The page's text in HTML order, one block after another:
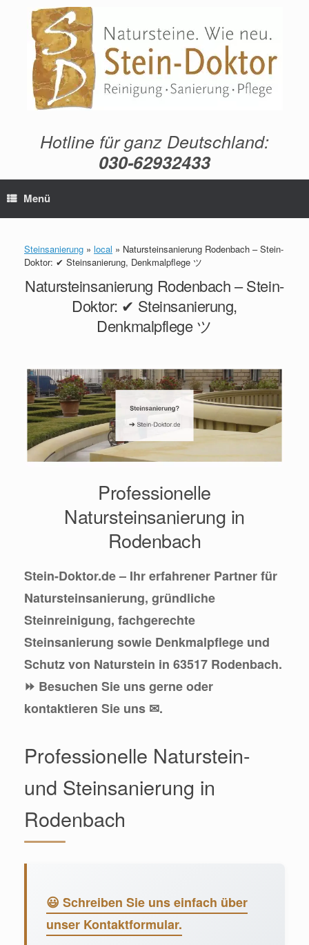
springen
Hotline für ganz Deutschland:
030-62932433
Menü
Steinsanierung » local » Natursteinsanierung Rodenbach – Stein-
Doktor: ✔ Steinsanierung, Denkmalpflege ツ
Natursteinsanierung Rodenbach – Stein-
Doktor: ✔ Steinsanierung,
Denkmalpflege ツ
Professionelle
Natursteinsanierung in
Rodenbach
Stein-Doktor.de – Ihr erfahrener Partner für
Natursteinsanierung, gründliche
Steinreinigung, fachgerechte
Steinsanierung sowie Denkmalpflege und
Schutz von Naturstein in 63517 Rodenbach.
⏩ Besuchen Sie uns gerne oder
kontaktieren Sie uns ✉.
Professionelle Naturstein-
und Steinsanierung in
Rodenbach
😃 Schreiben Sie uns einfach über
unser Kontaktformular.